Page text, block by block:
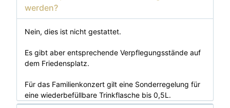
werden?
Nein, dies ist nicht gestattet.
Es gibt aber entsprechende Verpflegungsstände auf
dem Friedensplatz.
Für das Familienkonzert gilt eine Sonderregelung für
eine wiederbefüllbare Trinkflasche bis 0,5L.